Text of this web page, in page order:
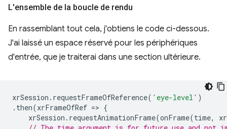
L'ensemble de la boucle de rendu
En rassemblant tout cela, j'obtiens le code ci-dessous.
J'ai laissé un espace réservé pour les périphériques
d'entrée, que je traiterai dans une section ultérieure.
xrSession . requestFrameOfReference( 'eye-level' )
. then(xrFrameOfRef => {
xrSession . requestAnimationFrame(onFrame(time,